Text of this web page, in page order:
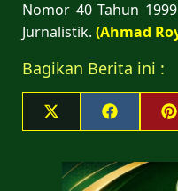
Nomor 40 Tahun
Jurnalistik. (Ahmad
Bagikan Berita ini :